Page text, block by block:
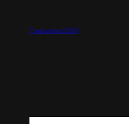
7 septembre 2018